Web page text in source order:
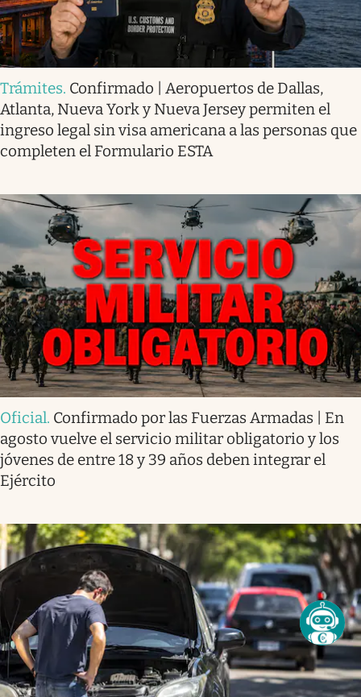
Trámites. Confirmado | Aeropuertos de Dallas,
Atlanta, Nueva York y Nueva Jersey permiten el
ingreso legal sin visa americana a las personas que
completen el Formulario ESTA
Oficial. Confirmado por las Fuerzas Armadas | En
agosto vuelve el servicio militar obligatorio y los
jóvenes de entre 18 y 39 años deben integrar el
Ejército